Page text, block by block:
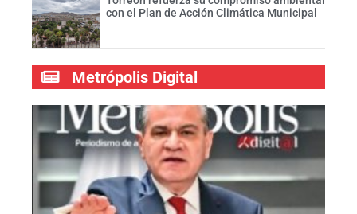
con el Plan de Acción Climática Municipal
Metrópolis Digital